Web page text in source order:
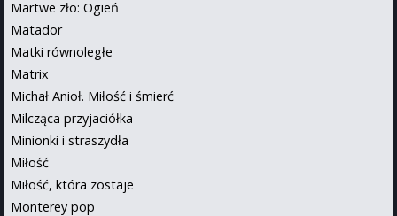
Martwe zło: Ogień
Matador
Matki równoległe
Matrix
Michał Anioł. Miłość i śmierć
Milcząca przyjaciółka
Minionki i straszydła
Miłość
Miłość, która zostaje
Monterey pop